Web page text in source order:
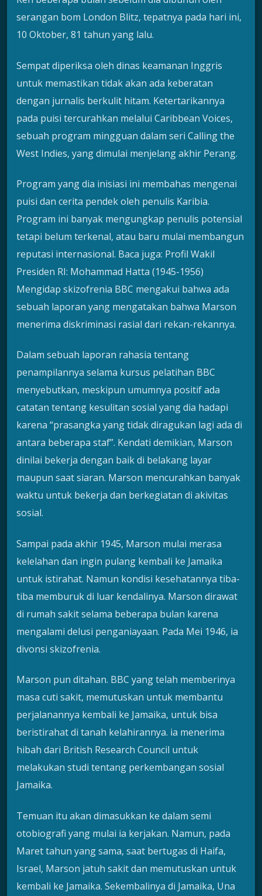
serangan bom London Blitz, tepatnya pada hari ini,
10 Oktober, 81 tahun yang lalu.
Sempat diperiksa oleh dinas keamanan Inggris
untuk memastikan tidak akan ada keberatan
dengan jurnalis berkulit hitam. Ketertarikannya
pada puisi tercurahkan melalui Caribbean Voices,
sebuah program mingguan dalam seri Calling the
West Indies, yang dimulai menjelang akhir Perang.
Program yang dia inisiasi ini membahas mengenai
puisi dan cerita pendek oleh penulis Karibia.
Program ini banyak mengungkap penulis potensial
tetapi belum terkenal, atau baru mulai membangun
reputasi internasional. Baca juga: Profil Wakil
Presiden RI: Mohammad Hatta (1945-1956)
Mengidap skizofrenia BBC mengakui bahwa ada
sebuah laporan yang mengatakan bahwa Marson
menerima diskriminasi rasial dari rekan-rekannya.
Dalam sebuah laporan rahasia tentang
penampilannya selama kursus pelatihan BBC
menyebutkan, meskipun umumnya positif ada
catatan tentang kesulitan sosial yang dia hadapi
karena “prasangka yang tidak diragukan lagi ada di
antara beberapa staf”. Kendati demikian, Marson
dinilai bekerja dengan baik di belakang layar
maupun saat siaran. Marson mencurahkan banyak
waktu untuk bekerja dan berkegiatan di akivitas
sosial.
Sampai pada akhir 1945, Marson mulai merasa
kelelahan dan ingin pulang kembali ke Jamaika
untuk istirahat. Namun kondisi kesehatannya tiba-
tiba memburuk di luar kendalinya. Marson dirawat
di rumah sakit selama beberapa bulan karena
mengalami delusi penganiayaan. Pada Mei 1946, ia
divonsi skizofrenia.
Marson pun ditahan. BBC yang telah memberinya
masa cuti sakit, memutuskan untuk membantu
perjalanannya kembali ke Jamaika, untuk bisa
beristirahat di tanah kelahirannya. ia menerima
hibah dari British Research Council untuk
melakukan studi tentang perkembangan sosial
Jamaika.
Temuan itu akan dimasukkan ke dalam semi
otobiografi yang mulai ia kerjakan. Namun, pada
Maret tahun yang sama, saat bertugas di Haifa,
Israel, Marson jatuh sakit dan memutuskan untuk
kembali ke Jamaika. Sekembalinya di Jamaika, Una